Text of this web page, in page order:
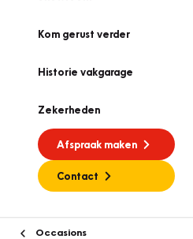
Kom gerust verder
Historie vakgarage
Zekerheden
Afspraak maken
Contact
Occasions